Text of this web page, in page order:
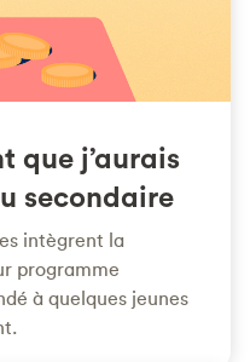
que j’aurais
secondaire
intègrent la
programme
à quelques jeunes